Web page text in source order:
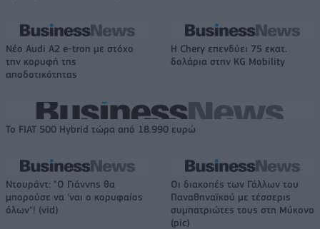
Νέο Audi A2 e-tron με στόχο
την κορυφή της
αποδοτικότητας
Η Chery επενδύει 75 εκατ.
δολάρια στην KG Mobility
Το FIAT 500 Hybrid τώρα από 18.990 ευρώ
Ντουράντ: "Ο Γιάννης θα
μπορούσε να 'ναι ο κορυφαίος
όλων"! (vid)
Οι διακοπές των Γάλλων του
Παναθηναϊκού με τέσσερις
συμπατριώτες τους στη Μύκονο
(pic)